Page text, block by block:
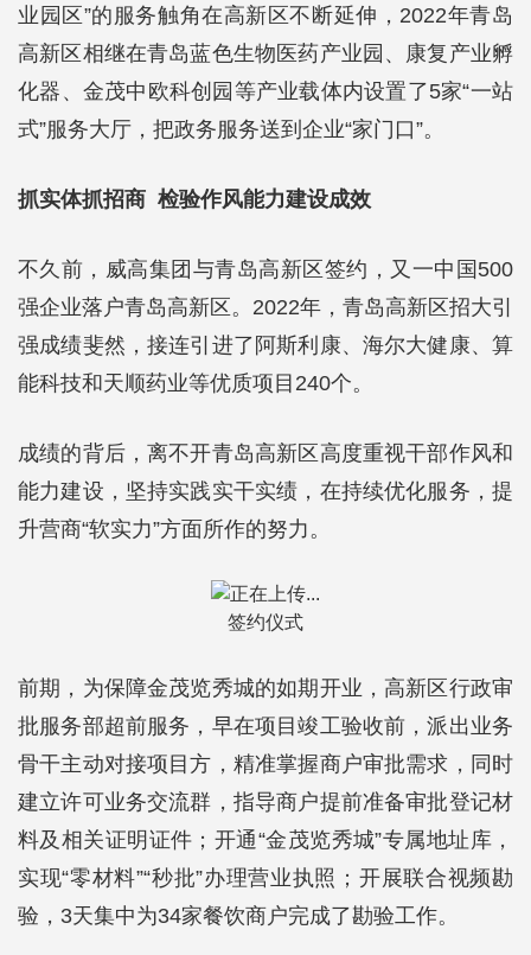
业园区”的服务触角在高新区不断延伸，2022年青岛
高新区相继在青岛蓝色生物医药产业园、康复产业孵
化器、金茂中欧科创园等产业载体内设置了5家“一站
式”服务大厅，把政务服务送到企业“家门口”。
抓实体抓招商 检验作风能力建设成效
不久前，威高集团与青岛高新区签约，又一中国500
强企业落户青岛高新区。2022年，青岛高新区招大引
强成绩斐然，接连引进了阿斯利康、海尔大健康、算
能科技和天顺药业等优质项目240个。
成绩的背后，离不开青岛高新区高度重视干部作风和
能力建设，坚持实践实干实绩，在持续优化服务，提
升营商“软实力”方面所作的努力。
签约仪式
前期，为保障金茂览秀城的如期开业，高新区行政审
批服务部超前服务，早在项目竣工验收前，派出业务
骨干主动对接项目方，精准掌握商户审批需求，同时
建立许可业务交流群，指导商户提前准备审批登记材
料及相关证明证件；开通“金茂览秀城”专属地址库，
实现“零材料”“秒批”办理营业执照；开展联合视频勘
验，3天集中为34家餐饮商户完成了勘验工作。